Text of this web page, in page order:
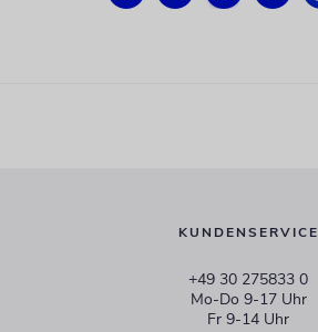
KUNDENSERVICE
+49 30 275833 0
Mo-Do 9-17 Uhr
Fr 9-14 Uhr